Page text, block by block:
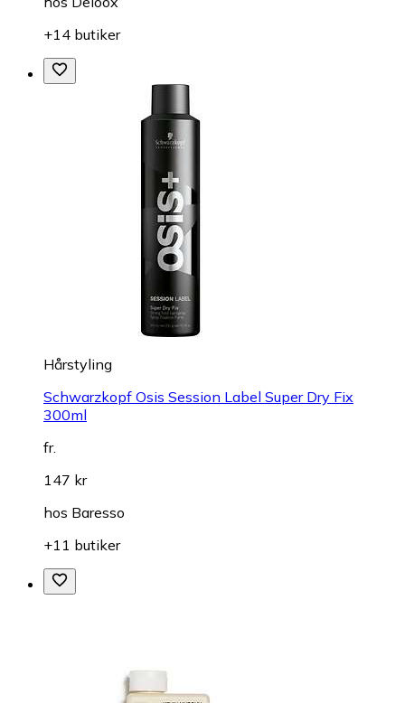
+14 butiker
Hårstyling
Schwarzkopf Osis Session Label Super Dry Fix
300ml
fr.
147 kr
hos Baresso
+11 butiker